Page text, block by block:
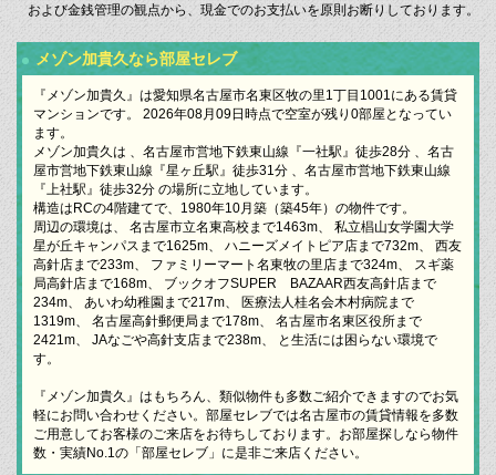
および金銭管理の観点から、現金でのお支払いを原則お断りしております。
メゾン加貴久なら部屋セレブ
『メゾン加貴久』は愛知県名古屋市名東区牧の里1丁目1001にある賃貸
マンションです。 2026年08月09日時点で空室が残り0部屋となってい
ます。
メゾン加貴久は 、名古屋市営地下鉄東山線『一社駅』徒歩28分 、名古
屋市営地下鉄東山線『星ヶ丘駅』徒歩31分 、名古屋市営地下鉄東山線
『上社駅』徒歩32分 の場所に立地しています。
構造はRCの4階建てで、1980年10月築（築45年）の物件です。
周辺の環境は、 名古屋市立名東高校まで1463m、 私立椙山女学園大学
星が丘キャンパスまで1625m、 ハニーズメイトピア店まで732m、 西友
高針店まで233m、 ファミリーマート名東牧の里店まで324m、 スギ薬
局高針店まで168m、 ブックオフSUPER BAZAAR西友高針店まで
234m、 あいわ幼稚園まで217m、 医療法人桂名会木村病院まで
1319m、 名古屋高針郵便局まで178m、 名古屋市名東区役所まで
2421m、 JAなごや高針支店まで238m、 と生活には困らない環境で
す。
『メゾン加貴久』はもちろん、類似物件も多数ご紹介できますのでお気
軽にお問い合わせください。部屋セレブでは名古屋市の賃貸情報を多数
ご用意してお客様のご来店をお待ちしております。お部屋探しなら物件
数・実績No.1の「部屋セレブ」に是非ご来店ください。